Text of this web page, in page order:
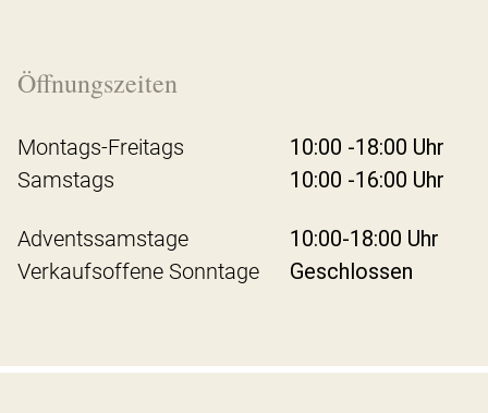
Öffnungszeiten
Montags-Freitags
10:00 -18:00 Uhr
Samstags
10:00 -16:00 Uhr
Adventssamstage
10:00-18:00 Uhr
Verkaufsoffene Sonntage
Geschlossen